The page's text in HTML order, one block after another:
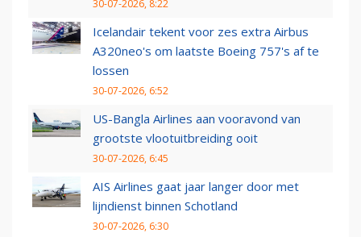
30-07-2026, 8:22
Icelandair tekent voor zes extra Airbus
A320neo's om laatste Boeing 757's af te
lossen
30-07-2026, 6:52
US-Bangla Airlines aan vooravond van
grootste vlootuitbreiding ooit
30-07-2026, 6:45
AIS Airlines gaat jaar langer door met
lijndienst binnen Schotland
30-07-2026, 6:30